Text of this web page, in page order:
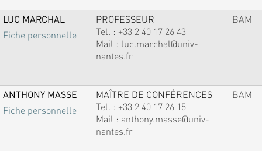
LUC MARCHAL
Fiche personnelle
PROFESSEUR
Tel. : +33 2 40 17 26 43
Mail : luc.marchal@univ-
nantes.fr
BAM
ANTHONY MASSE
Fiche personnelle
MAÎTRE DE CONFÉRENCES
Tel. : +33 2 40 17 26 15
Mail : anthony.masse@univ-
nantes.fr
BAM